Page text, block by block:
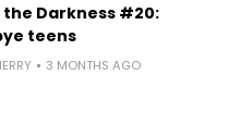
the Darkness #20:
teens
3 MONTHS AGO